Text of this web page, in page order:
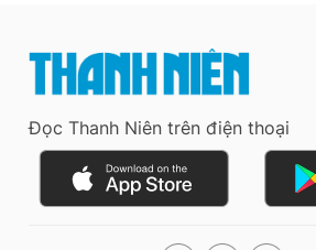
Đọc Thanh Niên trên điện thoại